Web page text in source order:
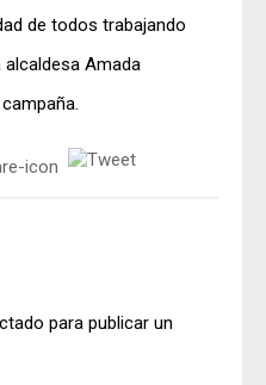
de todos trabajando
alcaldesa Amada
para publicar un